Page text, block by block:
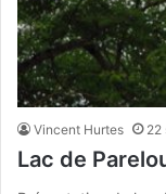
Vincent Hurtes 22
Lac de